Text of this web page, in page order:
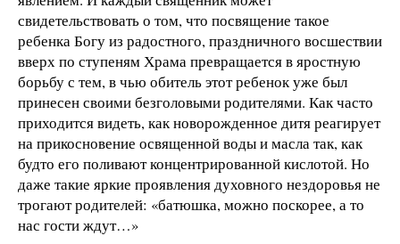
свидетельствовать о том, что посвящение такое
ребенка Богу из радостного, праздничного восшествии
вверх по ступеням Храма превращается в яростную
борьбу с тем, в чью обитель этот ребенок уже был
принесен своими безголовыми родителями. Как часто
приходится видеть, как новорожденное дитя реагирует
на прикосновение освященной воды и масла так, как
будто его поливают концентрированной кислотой. Но
даже такие яркие проявления духовного нездоровья не
трогают родителей: «батюшка, можно поскорее, а то
нас гости ждут…»